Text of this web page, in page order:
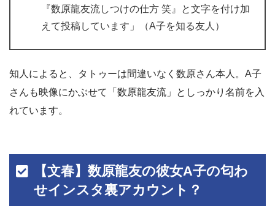
『数原龍友流しつけの仕方 笑』と文字を付け加
えて投稿しています」（A子を知る友人）
知人によると、タトゥーは間違いなく数原さん本人。A子
さんも映像にかぶせて「数原龍友流」としっかり名前を入
れています。
【文春】数原龍友の彼女A子の匂わ
せインスタ裏アカウント？